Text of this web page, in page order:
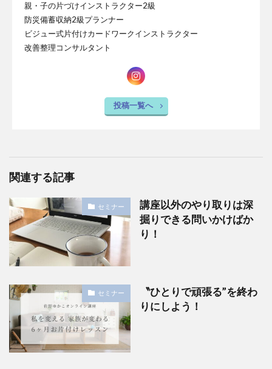
親・子の片づけインストラクター2級
防災備蓄収納2級プランナー
ビジュー式片付けカードワークインストラクター
改善整理コンサルタント
投稿一覧へ
関連する記事
セミナー
講座以外のやり取りは深
掘りできる問いかけばか
り！
セミナー
〝ひとりで頑張る”を終わ
りにしよう！